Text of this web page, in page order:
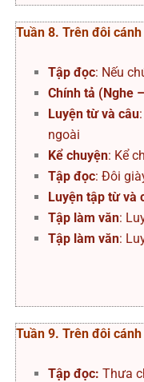
Tuần 8. Trên đôi
Tập đọc: Nếu
Chính tả (Nghe
Luyện từ và câu
ngoài
Kể chuyện: Kể
Tập đọc: Đôi
Luyện tập từ và
Tập làm văn:
Tập làm văn:
Tuần 9. Trên đôi
Tập đọc: Thưa